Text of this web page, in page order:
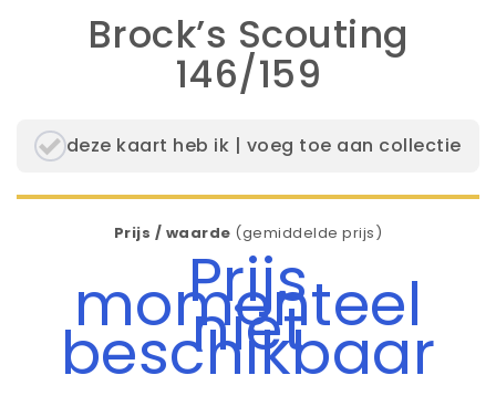
Brock’s Scouting
146/159
deze kaart heb ik | voeg toe aan collectie
Prijs / waarde (gemiddelde prijs)
Prijs
momenteel
niet
beschikbaar